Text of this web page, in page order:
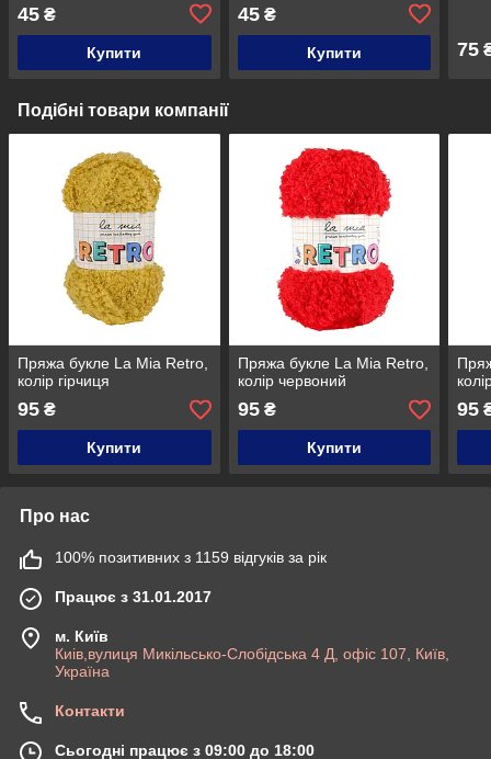
45 ₴
Купити
45₴
Купити 75
Подібні товари компанії
Пряжа букле La Mia Retro,
колір гірчиця
95 ₴
Купити
Пряжа букле La Mia Retro,
колір червоний
95₴
Купити
95
Про нас
100% позитивних з 1159 відгуків за рік
Працює з 31.01.2017
м. Київ
Киів,вулиця Микільсько-Слобідська 4 Д, офіс 107, Київ,
Україна
Контакти
Сьогодні працює з 09:00 до 18:00